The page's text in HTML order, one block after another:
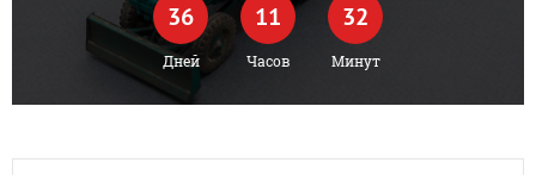
36
Дней
11
Часов
32
Минут